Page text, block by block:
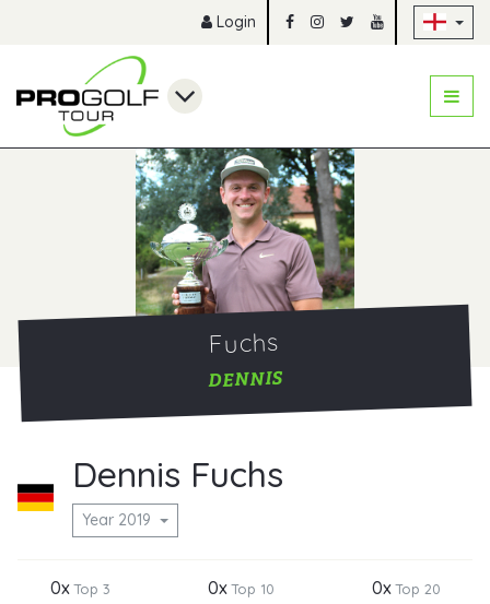
Login
Fuchs
DENNIS
Dennis Fuchs
Year 2019
0xTop 3 0xTop 10 0xTop 20